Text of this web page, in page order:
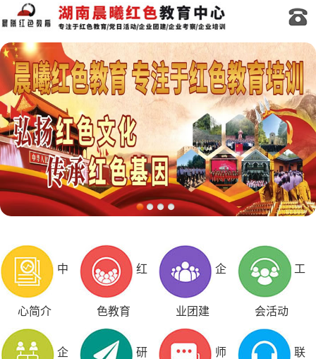
中
心简介
红
色教育
企
业团建
工
会活动
企 研 师 联